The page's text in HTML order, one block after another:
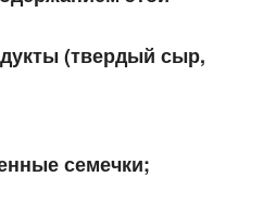
(твердый сыр,
семечки;